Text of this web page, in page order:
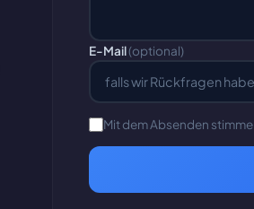
E-Mail(optional)
Mit dem Absenden